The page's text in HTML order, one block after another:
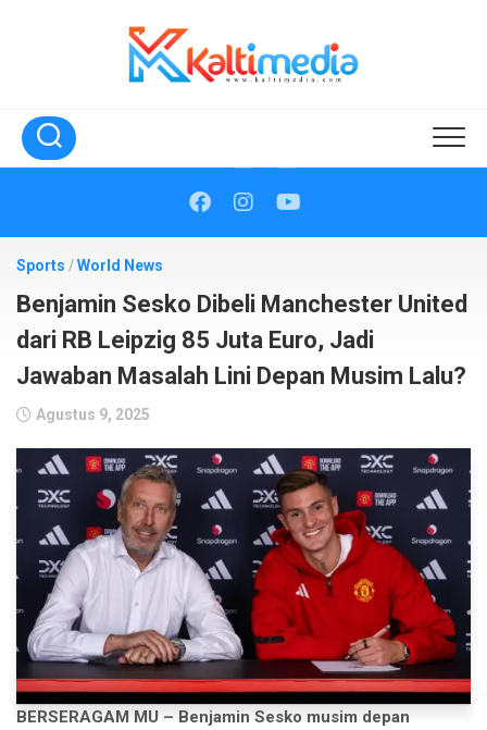
Sports /World News
Benjamin Sesko Dibeli Manchester United
dari RB Leipzig 85 Juta Euro, Jadi
Jawaban Masalah Lini Depan Musim Lalu?
Agustus 9, 2025
BERSERAGAM MU – Benjamin Sesko musim depan